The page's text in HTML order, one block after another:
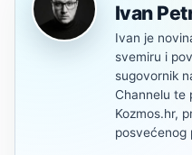
Ivan
Ivan je
svemiru i
sugovornik
Channelu te
Kozmos.hr,
posvećenog